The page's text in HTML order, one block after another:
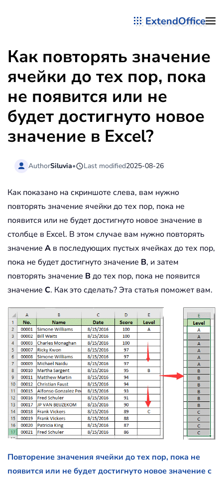
ExtendOffice
Как повторять значение
ячейки до тех пор, пока
не появится или не
будет достигнуто новое
значение в Excel?
AuthorSiluvia• Last modified2025-08-26
Как показано на скриншоте слева, вам нужно
повторять значение ячейки до тех пор, пока не
появится или не будет достигнуто новое значение в
столбце в Excel. В этом случае вам нужно повторять
значение A в последующих пустых ячейках до тех пор,
пока не будет достигнуто значение B, и затем
повторять значение Bдо тех пор, пока не появится
значение C. Как это сделать? Эта статья поможет вам.
Повторение значения ячейки до тех пор, пока не
появится или не будет достигнуто новое значение с